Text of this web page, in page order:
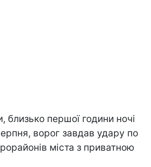
близько першої години ночі
ворог завдав удару по
міста з приватною